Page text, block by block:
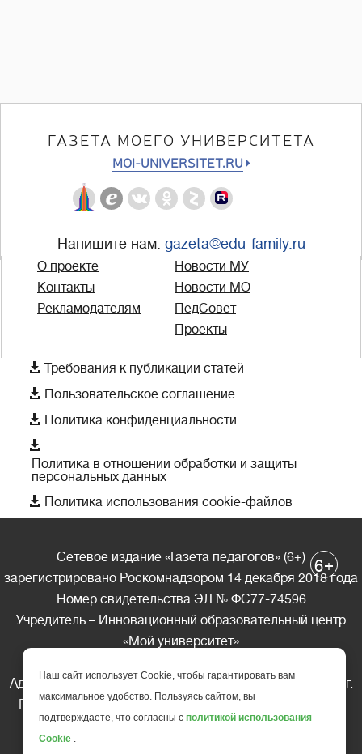
ГАЗЕТА МОЕГО УНИВЕРСИТЕТА
MOI-UNIVERSITET.RU
Напишите нам: gazeta@edu-family.ru
О проекте
Контакты
Рекламодателям
Новости МУ
Новости МО
ПедСовет
Проекты
 Требования к публикации статей
 Пользовательское соглашение
 Политика конфиденциальности

Политика в отношении обработки и защиты
персональных данных
 Политика использования cookie-файлов
Сетевое издание «Газета педагогов» (6+)
зарегистрировано Роскомнадзором 14 декабря 2018 года
Номер свидетельства ЭЛ № ФС77-74596
Учредитель – Инновационный образовательный центр
«Мой университет»
Адрес редакции: 185035 Россия, Республика Карелия, г.
Петрозаводск, ул. Фридриха Энгельса д.10, офис 211
Телефон редакции: +7 (499) 685-10-45
6+
Наш сайт использует Cookie, чтобы гарантировать вам
максимальное удобство. Пользуясь сайтом, вы
подтверждаете, что согласны с политикой использования
Cookie .